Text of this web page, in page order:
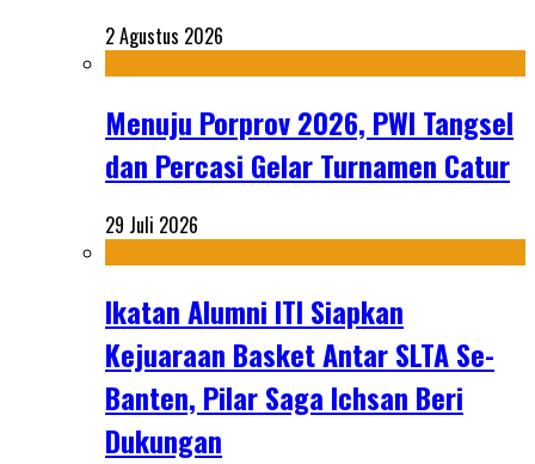
2 Agustus 2026
Menuju Porprov 2026, PWI Tangsel
dan Percasi Gelar Turnamen Catur
29 Juli 2026
Ikatan Alumni ITI Siapkan
Kejuaraan Basket Antar SLTA Se-
Banten, Pilar Saga Ichsan Beri
Dukungan